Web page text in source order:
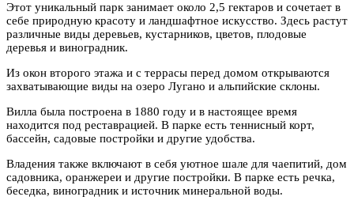
Этот уникальный парк занимает около 2,5 гектаров и сочетает в
себе природную красоту и ландшафтное искусство. Здесь растут
различные виды деревьев, кустарников, цветов, плодовые
деревья и виноградник.
Из окон второго этажа и с террасы перед домом открываются
захватывающие виды на озеро Лугано и альпийские склоны.
Вилла была построена в 1880 году и в настоящее время
находится под реставрацией. В парке есть теннисный корт,
бассейн, садовые постройки и другие удобства.
Владения также включают в себя уютное шале для чаепитий, дом
садовника, оранжереи и другие постройки. В парке есть речка,
беседка, виноградник и источник минеральной воды.